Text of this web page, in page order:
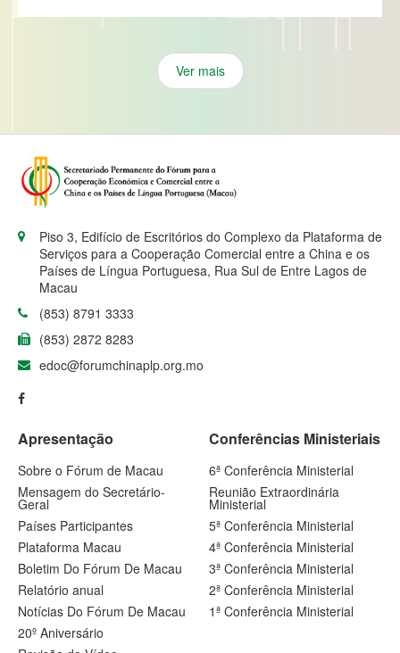
Ver mais
Piso 3, Edifício de Escritórios do Complexo da Plataforma de
Serviços para a Cooperação Comercial entre a China e os
Países de Língua Portuguesa, Rua Sul de Entre Lagos de
Macau
(853) 8791 3333
(853) 2872 8283
edoc@forumchinaplp.org.mo
Apresentação
Sobre o Fórum de Macau
Mensagem do Secretário-
Geral
Países Participantes
Plataforma Macau
Boletim Do Fórum De Macau
Relatório anual
Notícias Do Fórum De Macau
20º Aniversário
Conferências Ministeriais
6ª Conferência Ministerial
Reunião Extraordinária
Ministerial
5ª Conferência Ministerial
4ª Conferência Ministerial
3ª Conferência Ministerial
2ª Conferência Ministerial
1ª Conferência Ministerial